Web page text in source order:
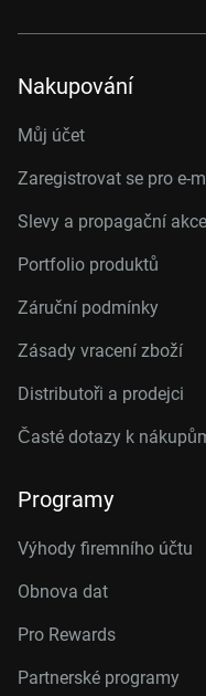
Nakupování
Můj účet
Zaregistrovat se pro e-
Slevy a propagační akce
Portfolio produktů
Záruční podmínky
Zásady vracení zboží
Distributoři a prodejci
Časté dotazy k
Programy
Výhody firemního účtu
Obnova dat
Pro Rewards
Partnerské programy